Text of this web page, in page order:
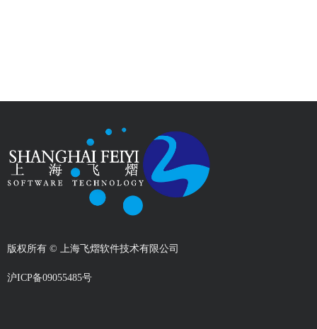
版权所有 © 上海飞熠软件技术有限公司
沪ICP备09055485号